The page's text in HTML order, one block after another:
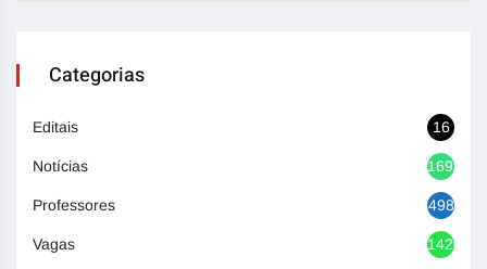
Categorias
Editais 16
Notícias 1692
Professores 498
Vagas 1420